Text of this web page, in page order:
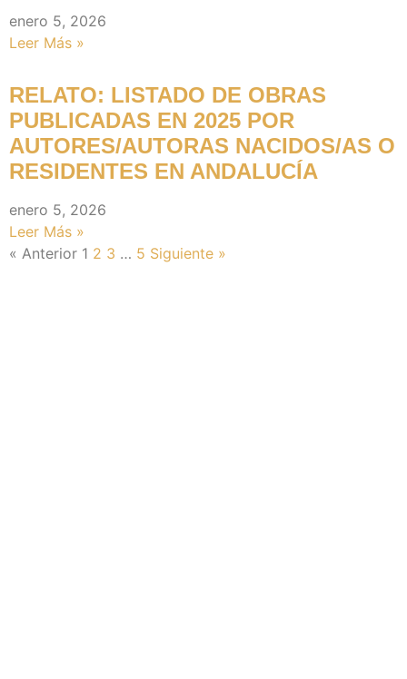
enero 5, 2026
Leer Más »
RELATO: LISTADO DE OBRAS
PUBLICADAS EN 2025 POR
AUTORES/AUTORAS NACIDOS/AS O
RESIDENTES EN ANDALUCÍA
enero 5, 2026
Leer Más »
« Anterior 1 2 3 … 5 Siguiente »